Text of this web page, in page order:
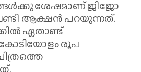
ശേഷമാണ് ജിജോ
ആക്ഷൻ പറയുന്നത്.
ഏതാണ്ട്
രൂപ